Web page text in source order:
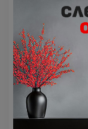
Подовият
сравнително
обстановка
Обикновено
филтри за
да подобри